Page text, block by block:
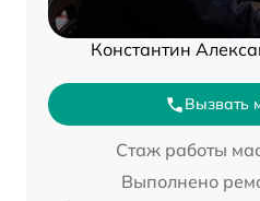
Константин
Вызвать
Стаж работы
Выполнено